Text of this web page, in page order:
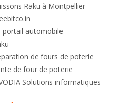
Raku à Montpellier
portail automobile
de fours de poterie
de four de poterie
Solutions informatiques